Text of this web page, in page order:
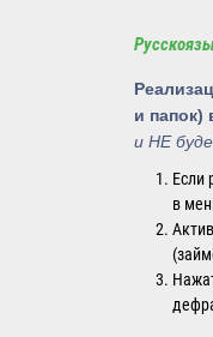
и папок)
и НЕ
Если
в